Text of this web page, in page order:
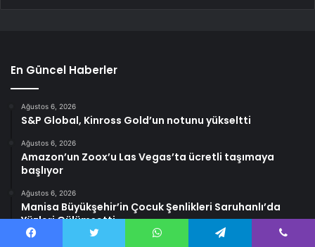
En Güncel Haberler
Ağustos 6, 2026
S&P Global, Kinross Gold’un notunu yükseltti
Ağustos 6, 2026
Amazon’un Zoox’u Las Vegas’ta ücretli taşımaya
başlıyor
Ağustos 6, 2026
Manisa Büyükşehir’in Çocuk Şenlikleri Saruhanlı’da
Yüzleri Gülümsetti